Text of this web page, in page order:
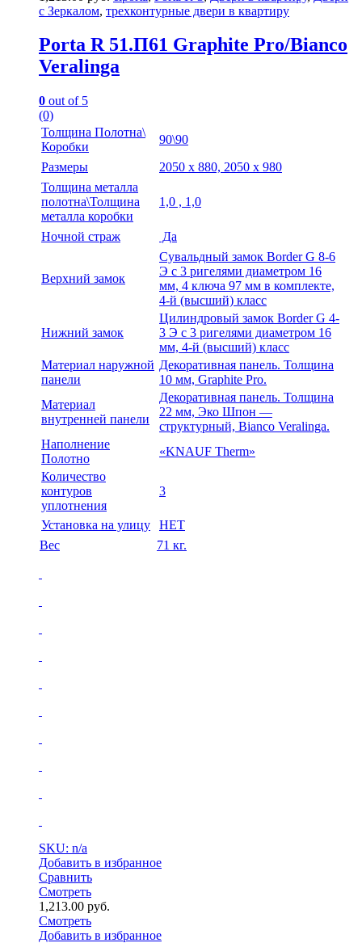
с Зеркалом, трехконтурные двери в квартиру
Porta R 51.П61 Graphite Pro/Bianco
Veralinga
0 out of 5
(0)
Толщина Полотна\
Коробки
90\90
Размеры
2050 х 880, 2050 х 980
Толщина металла
полотна\Толщина
металла коробки
1,0 , 1,0
Ночной страж Да
Верхний замок
Сувальдный замок Border G 8-6
Э с 3 ригелями диаметром 16
мм, 4 ключа 97 мм в комплекте,
4-й (высший) класс
Нижний замок
Цилиндровый замок Border G 4-
3 Э с 3 ригелями диаметром 16
мм, 4-й (высший) класс
Материал наружной
панели
Декоративная панель. Толщина
10 мм, Graphite Pro.
Материал
внутренней панели
Декоративная панель. Толщина
22 мм, Эко Шпон —
структурный, Bianco Veralinga.
Наполнение
Полотно
«KNAUF Therm»
Количество
контуров
уплотнения
3
Установка на улицу
НЕТ
Вес
71 кг.
SKU: n/a
Добавить в избранное
Сравнить
Смотреть
1,213.00 руб.
Смотреть
Добавить в избранное